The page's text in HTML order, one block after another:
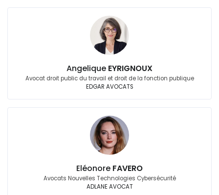
Angelique EYRIGNOUX
Avocat droit public du travail et droit de la fonction publique
EDGAR AVOCATS
Eléonore FAVERO
Avocats Nouvelles Technologies Cybersécurité
ADLANE AVOCAT